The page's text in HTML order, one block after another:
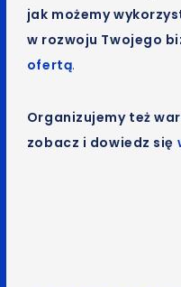
jak możemy
w rozwoju Twojego
ofertą.
Organizujemy też
zobacz i dowiedz się